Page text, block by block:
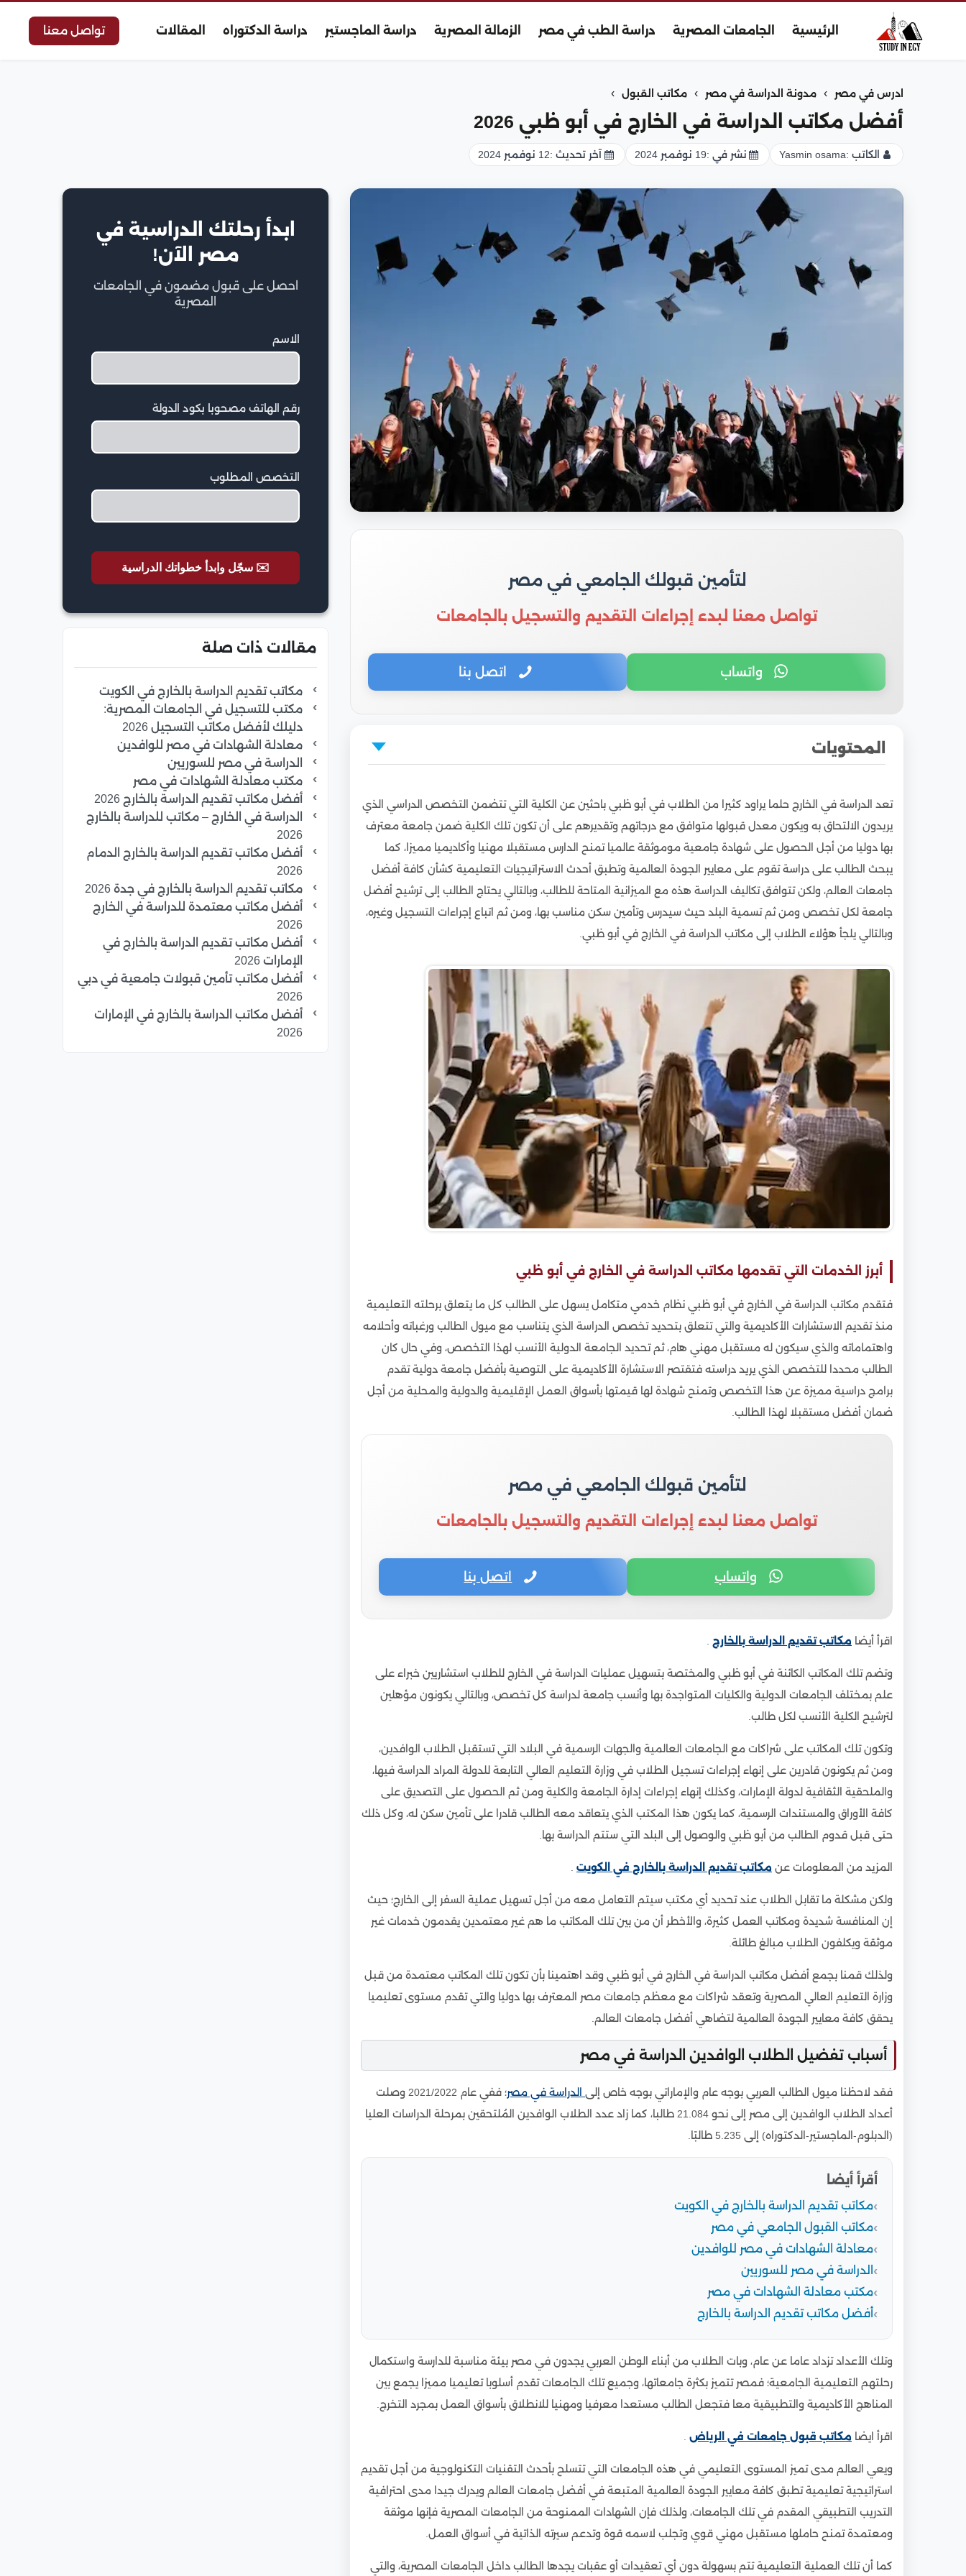
الرئيسية الجامعات المصرية دراسة الطب في مصر الزمالة المصرية دراسة الماجستير دراسة الدكتوراه المقالات تواصل معنا
ادرس في مصر › مدونة الدراسة في مصر › مكاتب القبول ›
أفضل مكاتب الدراسة في الخارج في أبو ظبي 2026
الكاتب :Yasmin osama نشر في :19 نوفمبر 2024 آخر تحديث :12 نوفمبر 2024
لتأمين قبولك الجامعي في مصر
تواصل معنا لبدء إجراءات التقديم والتسجيل بالجامعات
واتساب اتصل بنا
المحتويات
2
أسباب تفضيل الطلاب الوافدين الدراسة في مصر
2.1
الحياة المعيشية في مصر
تعد الدراسة في الخارج حلما يراود كثيرا من الطلاب في أبو ظبي باحثين عن الكلية التي تتضمن التخصص الدراسي الذي
يريدون الالتحاق به ويكون معدل قبولها متوافق مع درجاتهم وتقديرهم على أن تكون تلك الكلية ضمن جامعة معترف
بها دوليا من أجل الحصول على شهادة جامعية موموثقة عالميا تمنح الدارس مستقبلا مهنيا وأكاديميا مميزا، كما
يبحث الطالب على دراسة تقوم على معايير الجودة العالمية وتطبق أحدث الاستراتيجيات التعليمية كشأن كافة أفضل
جامعات العالم، ولكن تتوافق تكاليف الدراسة هذه مع الميزانية المتاحة للطالب، وبالتالي يحتاج الطالب إلى ترشيح أفضل
جامعة لكل تخصص ومن ثم تسمية البلد حيث سيدرس وتأمين سكن مناسب بها، ومن ثم اتباع إجراءات التسجيل وغيره،
وبالتالي يلجأ هؤلاء الطلاب إلى مكاتب الدراسة في الخارج في أبو ظبي.
أبرز الخدمات التي تقدمها مكاتب الدراسة في الخارج في أبو ظبي
فتقدم مكاتب الدراسة في الخارج في أبو ظبي نظام خدمي متكامل يسهل على الطالب كل ما يتعلق برحلته التعليمية
منذ تقديم الاستشارات الأكاديمية والتي تتعلق بتحديد تخصص الدراسة الذي يتناسب مع ميول الطالب ورغباته وأحلامه
واهتماماته والذي سيكون له مستقبل مهني هام، ثم تحديد الجامعة الدولية الأنسب لهذا التخصص، وفي حال كان
الطالب محددا للتخصص الذي يريد دراسته فتقتصر الاستشارة الأكاديمية على التوصية بأفضل جامعة دولية تقدم
برامج دراسية مميزة عن هذا التخصص وتمنح شهادة لها قيمتها بأسواق العمل الإقليمية والدولية والمحلية من أجل
ضمان أفضل مستقبلا لهذا الطالب.
لتأمين قبولك الجامعي في مصر
تواصل معنا لبدء إجراءات التقديم والتسجيل بالجامعات
واتساب اتصل بنا
اقرأ أيضا مكاتب تقديم الدراسة بالخارج
وتضم تلك المكاتب الكائنة في أبو ظبي والمختصة بتسهيل عمليات الدراسة في الخارج للطلاب استشاريين خبراء على
علم بمختلف الجامعات الدولية والكليات المتواجدة بها وأنسب جامعة لدراسة كل تخصص، وبالتالي يكونون مؤهلين
لترشيح الكلية الأنسب لكل طالب.
وتكون تلك المكاتب على شراكات مع الجامعات العالمية والجهات الرسمية في البلاد التي تستقبل الطلاب الوافدين،
ومن ثم يكونون قادرين على إنهاء إجراءات تسجيل الطلاب في وزارة التعليم العالي التابعة للدولة المراد الدراسة فيها،
والملحقية الثقافية لدولة الإمارات، وكذلك إنهاء إجراءات إدارة الجامعة والكلية ومن ثم الحصول على التصديق على
كافة الأوراق والمستندات الرسمية، كما يكون هذا المكتب الذي يتعاقد معه الطالب قادرا على تأمين سكن له، وكل ذلك
حتى قبل قدوم الطالب من أبو ظبي والوصول إلى البلد التي ستتم الدراسة بها.
المزيد من المعلومات عن مكاتب تقديم الدراسة بالخارج في الكويت
ولكن مشكلة ما تقابل الطلاب عند تحديد أي مكتب سيتم التعامل معه من أجل تسهيل عملية السفر إلى الخارج؛ حيث
إن المنافسة شديدة ومكاتب العمل كثيرة، والأخطر أن من بين تلك المكاتب ما هم غير معتمدين يقدمون خدمات غير
موثقة ويكلفون الطلاب مبالغ طائلة.
ولذلك قمنا بجمع أفضل مكاتب الدراسة في الخارج في أبو ظبي وقد اهتمينا بأن تكون تلك المكاتب معتمدة من قبل
وزارة التعليم العالي المصرية وتعقد شراكات مع معظم جامعات مصر المعترف بها دوليا والتي تقدم مستوى تعليميا
يحقق كافة معايير الجودة العالمية لتضاهي أفضل جامعات العالم.
أسباب تفضيل الطلاب الوافدين الدراسة في مصر
فقد لاحظنا ميول الطالب العربي بوجه عام والإماراتي بوجه خاص إلى الدراسة في مصر
؛ ففي عام 2021/2022 وصلت
أعداد الطلاب الوافدين إلى مصر إلى نحو 21.084 طالبا، كما زاد عدد الطلاب الوافدين المُلتحقين بمرحلة الدراسات العليا
(الدبلوم-الماجستير-الدكتوراه) إلى 5.235 طالبًا.
أقرأ أيضا
مكاتب تقديم الدراسة بالخارج في الكويت
مكاتب القبول الجامعي في مصر
معادلة الشهادات في مصر للوافدين
الدراسة في مصر للسوريين
مكتب معادلة الشهادات في مصر
أفضل مكاتب تقديم الدراسة بالخارج
وتلك الأعداد تزداد عاما عن عام، وبات الطلاب من أبناء الوطن العربي يجدون في مصر بيئة مناسبة للدارسة واستكمال
رحلتهم التعليمية الجامعية؛ فمصر تتميز بكثرة جامعاتها، وجميع تلك الجامعات تقدم أسلوبا تعليميا مميزا يجمع بين
المناهج الأكاديمية والتطبيقية معا فتجعل الطالب مستعدا معرفيا ومهنيا للانطلاق بأسواق العمل بمجرد التخرج.
اقرأ ايضا مكاتب قبول جامعات في الرياض
ويعي العالم مدى تميز المستوى التعليمي في هذه الجامعات التي تتسلح بأحدث التقنيات التكنولوجية من أجل تقديم
استراتيجية تعليمية تطبق كافة معايير الجودة العالمية المتبعة في أفضل جامعات العالم ويدرك جيدا مدى احترافية
التدريب التطبيقي المقدم في تلك الجامعات، ولذلك فإن الشهادات الممنوحة من الجامعات المصرية فإنها موثقة
ومعتمدة تمنح حاملها مستقبل مهني قوي وتجلب لاسمه قوة وتدعم سيرته الذاتية في أسواق العمل.
كما أن تلك العملية التعليمية تتم بسهولة دون أي تعقيدات أو عقبات يجدها الطالب داخل الجامعات المصرية، والتي
ابدأ رحلتك الدراسية في
مصر الآن!
احصل على قبول مضمون في الجامعات
المصرية
الاسم
رقم الهاتف مصحوبا بكود الدولة
التخصص المطلوب
✉️ سجّل وابدأ خطواتك الدراسية
مقالات ذات صلة
مكاتب تقديم الدراسة بالخارج في الكويت
مكتب للتسجيل في الجامعات المصرية:
دليلك لأفضل مكاتب التسجيل 2026
معادلة الشهادات في مصر للوافدين
الدراسة في مصر للسوريين
مكتب معادلة الشهادات في مصر
أفضل مكاتب تقديم الدراسة بالخارج 2026
الدراسة في الخارج – مكاتب للدراسة بالخارج
2026
أفضل مكاتب تقديم الدراسة بالخارج الدمام
2026
مكاتب تقديم الدراسة بالخارج في جدة 2026
أفضل مكاتب معتمدة للدراسة في الخارج
2026
أفضل مكاتب تقديم الدراسة بالخارج في
الإمارات 2026
أفضل مكاتب تأمين قبولات جامعية في دبي
2026
أفضل مكاتب الدراسة بالخارج في الإمارات
2026